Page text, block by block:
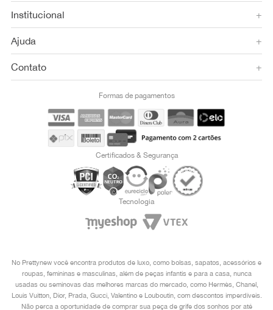
Institucional +
Ajuda +
Contato +
Formas de pagamentos
Certificados & Segurança
Tecnologia
No Prettynew você encontra produtos de luxo, como bolsas, sapatos, acessórios e
roupas, femininas e masculinas, além de peças infantis e para a casa, nunca
usadas ou seminovas das melhores marcas do mercado, como Hermès, Chanel,
Louis Vuitton, Dior, Prada, Gucci, Valentino e Louboutin, com descontos imperdíveis.
Não perca a oportunidade de comprar sua peça de grife dos sonhos por até